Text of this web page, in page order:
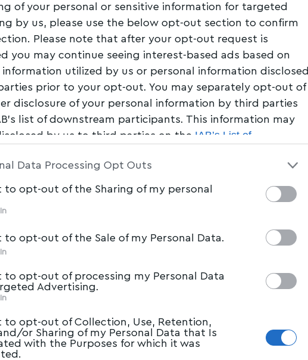
of your personal or sensitive information for targeted
by us, please use the below opt-out section to confirm
Please note that after your opt-out request is
you may continue seeing interest-based ads based on
information utilized by us or personal information disclosed
prior to your opt-out. You may separately opt-out of
disclosure of your personal information by third parties
list of downstream participants. This information may
by us to third parties on the IAB’s List of
Data Processing Opt Outs
to opt-out of the Sharing of my personal
to opt-out of the Sale of my Personal Data.
to opt-out of processing my Personal Data
Advertising.
to opt-out of Collection, Use, Retention,
or Sharing of my Personal Data that Is
with the Purposes for which it was
περιοχή Τραχίλι κοντά στο νησί του
ένα μήνα περίπου, όπως ανέφερε ο ίδιος